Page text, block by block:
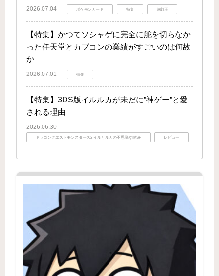
2026.07.04 ポケモンカード 特集 遊戯王
【特集】かつてソシャゲに完全に舵を切らなか
った任天堂とカプコンの業績がすごいのは何故
か
2026.07.01 特集
【特集】3DS版イルルカが未だに”神ゲー”と愛
される理由
2026.06.30
ドラゴンクエストモンスターズ2 イルとルカの不思議な鍵SP レビュー